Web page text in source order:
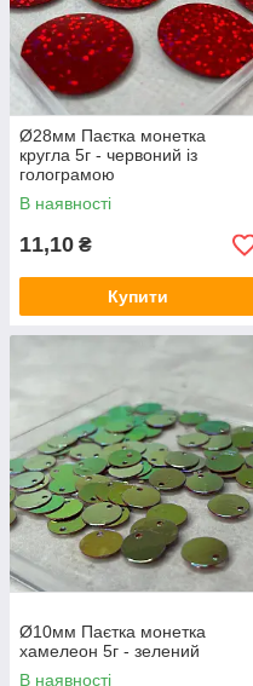
Ø28мм Паєтка монетка
кругла 5г - червоний із
голограмою
В наявності
11,10 ₴
Купити
Ø10мм Паєтка монетка
хамелеон 5г - зелений
В наявності